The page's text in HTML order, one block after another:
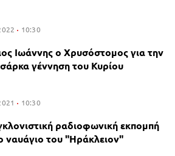
10:30
Ιωάννης ο Χρυσόστομος για την
γέννηση του Κυρίου
10:30
ραδιοφωνική εκπομπή
ναυάγιο του "Ηράκλειον"